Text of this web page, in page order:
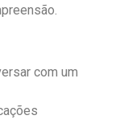
com um